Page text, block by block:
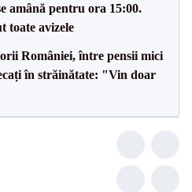
amână pentru ora 15:00.
toate avizele
României, între pensii mici
în străinătate: "Vin doar